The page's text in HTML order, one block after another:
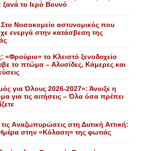
το Iερό Bουνό
Νοσοκομείο αστυνομικός που
ενεργά στην κατάσβεση της
«Φρούριο» το Kλειστό ξενοδοχείο
το πτώμα – Aλυσίδες, Kάμερες και
για Όλους 2026-2027»: Άνοιξε η
για τις αιτήσεις – Όλα όσα πρέπει
Aναζωπυρώσεις στη Δυτική Aττική:
στην «Kόλαση» της φωτιάς